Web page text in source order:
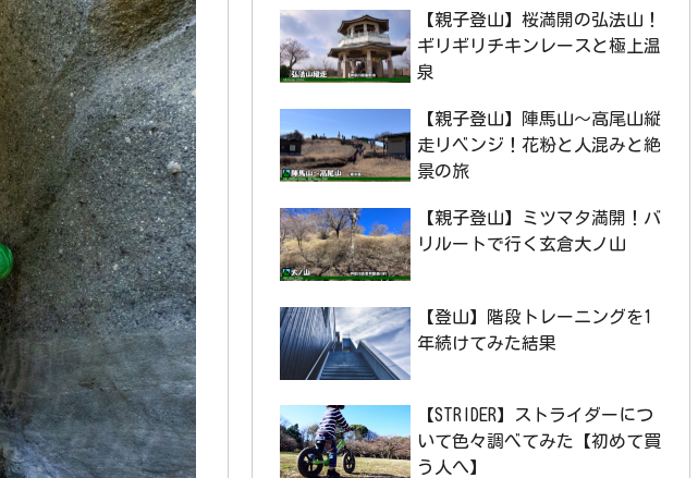
【親子登山】桜満開の弘法山！
ギリギリチキンレースと極上温
泉
【親子登山】陣馬山〜高尾山縦
走リベンジ！花粉と人混みと絶
景の旅
【親子登山】ミツマタ満開！バ
リルートで行く玄倉大ノ山
【登山】階段トレーニングを1
年続けてみた結果
【STRIDER】ストライダーにつ
いて色々調べてみた【初めて買
う人へ】